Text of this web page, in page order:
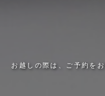
お 越 し の際 は ご 予約 を お